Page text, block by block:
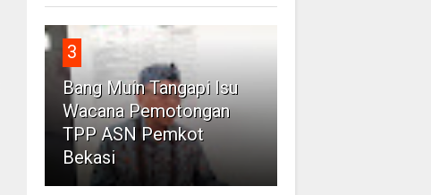
3
Bang Muin Tangapi Isu
Wacana Pemotongan
TPP ASN Pemkot
Bekasi